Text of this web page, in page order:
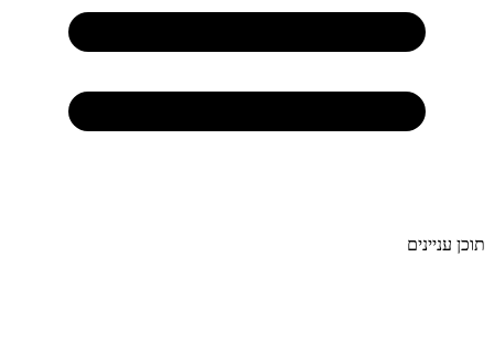
תוכן עניינים